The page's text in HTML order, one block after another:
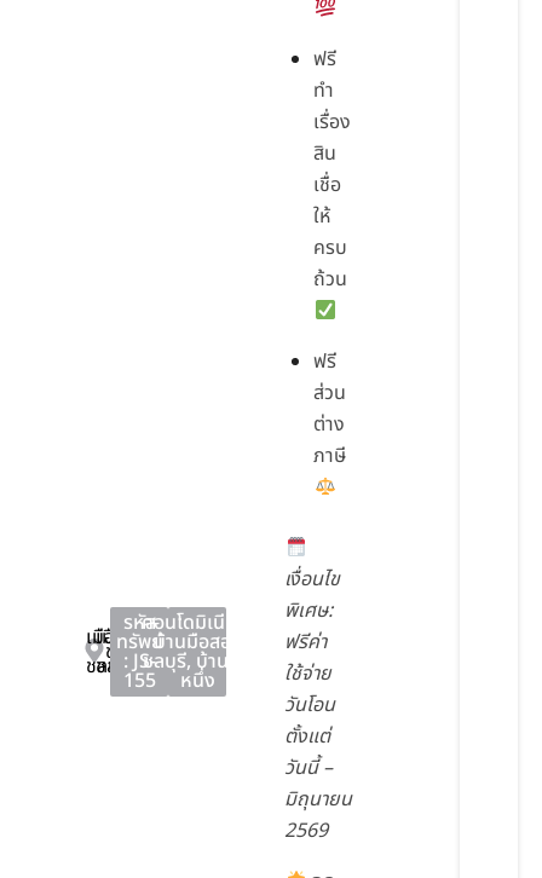
เมือง
ชลบุรี
เมือง
ชลบุรี
ชลบุรี
รหัส
ทรัพย์
: JS-
155
คอนโดมิเนียม
บ้านมือสอง
ชลบุรี, บ้านมือ
หนึ่ง
ฟรี
ทำ
เรื่อง
สิน
เชื่อ
ให้
ครบ
ถ้วน
ฟรี
ส่วน
ต่าง
ภาษี
เงื่อนไข
พิเศษ:
ฟรีค่า
ใช้จ่าย
วันโอน
ตั้งแต่
วันนี้ –
มิถุนายน
2569